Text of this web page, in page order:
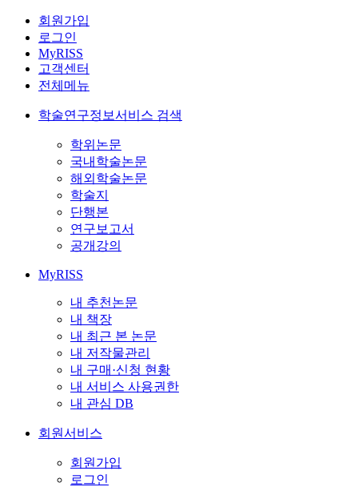
회원가입
로그인
MyRISS
고객센터
전체메뉴
학술연구정보서비스 검색
학위논문
국내학술논문
해외학술논문
학술지
단행본
연구보고서
공개강의
MyRISS
내 추천논문
내 책장
내 최근 본 논문
내 저작물관리
내 구매·신청 현황
내 서비스 사용권한
내 관심 DB
회원서비스
회원가입
로그인